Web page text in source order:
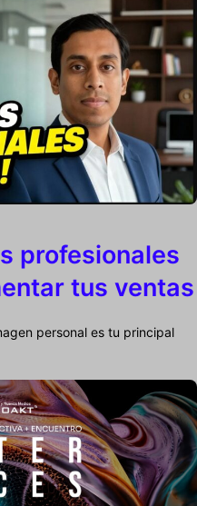
profesionales
tus ventas
personal es tu principal